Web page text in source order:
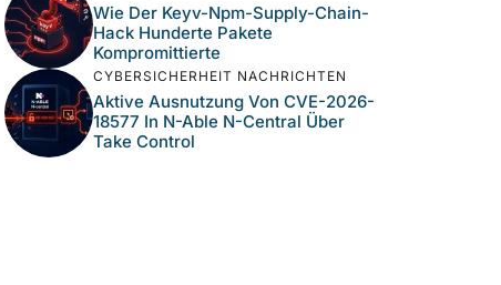
Wie Der Keyv-Npm-Supply-Chain-
Hack Hunderte Pakete
Kompromittierte
CYBERSICHERHEIT NACHRICHTEN
Aktive Ausnutzung Von CVE-2026-
18577 In N-Able N-Central Über
Take Control